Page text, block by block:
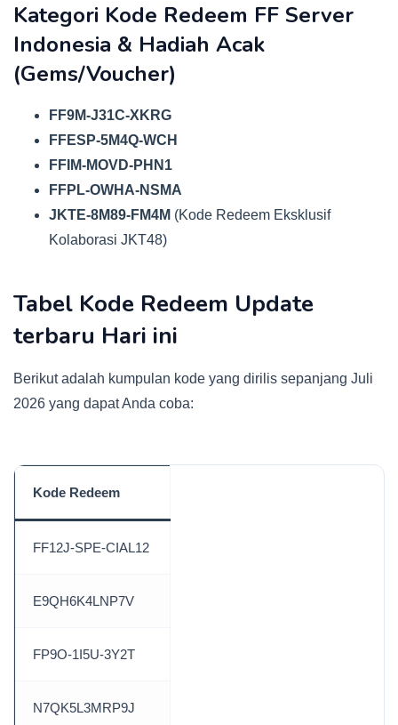
Kategori Kode Redeem FF Server
Indonesia & Hadiah Acak
(Gems/Voucher)
FF9M-J31C-XKRG
FFESP-5M4Q-WCH
FFIM-MOVD-PHN1
FFPL-OWHA-NSMA
JKTE-8M89-FM4M (Kode Redeem Eksklusif
Kolaborasi JKT48)
Tabel Kode Redeem Update
terbaru Hari ini
Berikut adalah kumpulan kode yang dirilis sepanjang Juli
2026 yang dapat Anda coba:
Kode Redeem
FF12J-SPE-CIAL12
E9QH6K4LNP7V
FP9O-1I5U-3Y2T
N7QK5L3MRP9J